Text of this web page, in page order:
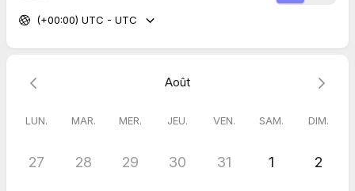
(+00:00) UTC - UTC
Août
LUN. MAR. MER. JEU. VEN. SAM. DIM.
27 28 29 30 31 1 2